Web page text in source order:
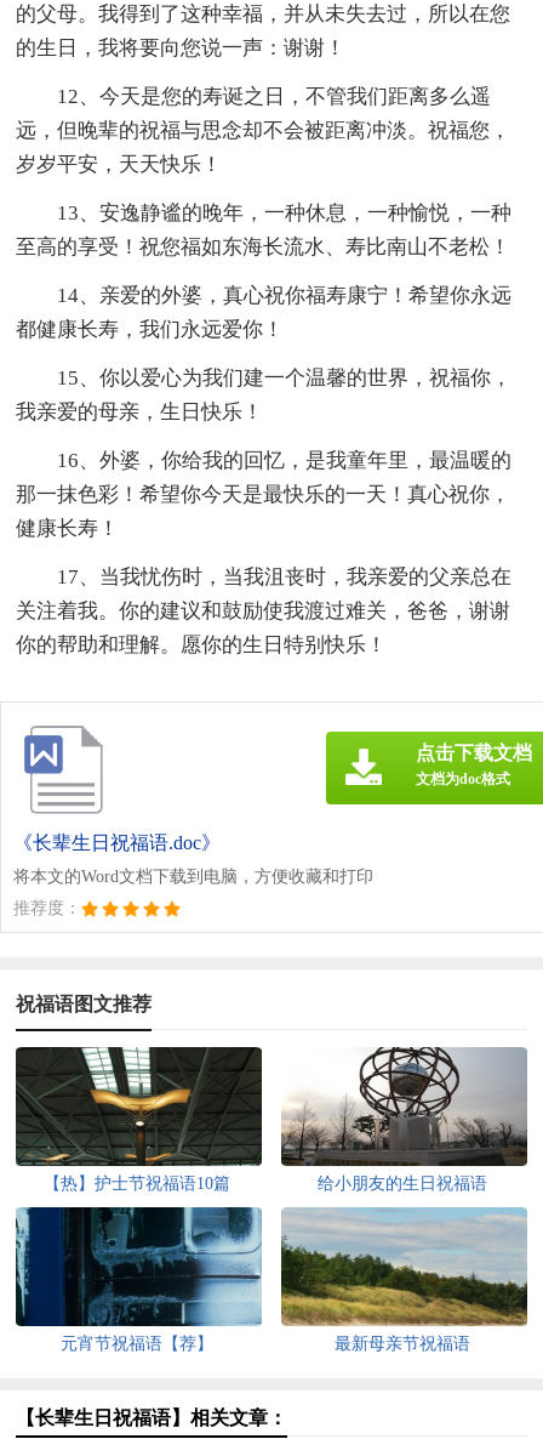
的父母。我得到了这种幸福，并从未失去过，所以在您
的生日，我将要向您说一声：谢谢！
12、今天是您的寿诞之日，不管我们距离多么遥
远，但晚辈的祝福与思念却不会被距离冲淡。祝福您，
岁岁平安，天天快乐！
13、安逸静谧的晚年，一种休息，一种愉悦，一种
至高的享受！祝您福如东海长流水、寿比南山不老松！
14、亲爱的外婆，真心祝你福寿康宁！希望你永远
都健康长寿，我们永远爱你！
15、你以爱心为我们建一个温馨的世界，祝福你，
我亲爱的母亲，生日快乐！
16、外婆，你给我的回忆，是我童年里，最温暖的
那一抹色彩！希望你今天是最快乐的一天！真心祝你，
健康长寿！
17、当我忧伤时，当我沮丧时，我亲爱的父亲总在
关注着我。你的建议和鼓励使我渡过难关，爸爸，谢谢
你的帮助和理解。愿你的生日特别快乐！
《长辈生日祝福语.doc》
将本文的Word文档下载到电脑，方便收藏和打印
推荐度：
点击下载文档
文档为doc格式
祝福语图文推荐
【热】护士节祝福语10篇 给小朋友的生日祝福语
元宵节祝福语【荐】 最新母亲节祝福语
【长辈生日祝福语】相关文章：